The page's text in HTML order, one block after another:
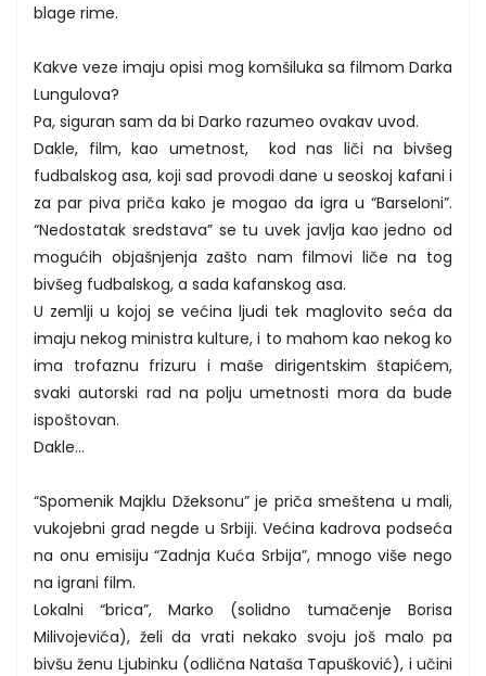
blage rime.
Kakve veze imaju opisi mog komšiluka sa filmom Darka
Lungulova?
Pa, siguran sam da bi Darko razumeo ovakav uvod.
Dakle, film, kao umetnost, kod nas liči na bivšeg
fudbalskog asa, koji sad provodi dane u seoskoj kafani i
za par piva priča kako je mogao da igra u “Barseloni”.
“Nedostatak sredstava” se tu uvek javlja kao jedno od
mogućih objašnjenja zašto nam filmovi liče na tog
bivšeg fudbalskog, a sada kafanskog asa.
U zemlji u kojoj se većina ljudi tek maglovito seća da
imaju nekog ministra kulture, i to mahom kao nekog ko
ima trofaznu frizuru i maše dirigentskim štapićem,
svaki autorski rad na polju umetnosti mora da bude
ispoštovan.
Dakle...
“Spomenik Majklu Džeksonu” je priča smeštena u mali,
vukojebni grad negde u Srbiji. Većina kadrova podseća
na onu emisiju “Zadnja Kuća Srbija”, mnogo više nego
na igrani film.
Lokalni “brica”, Marko (solidno tumačenje Borisa
Milivojevića), želi da vrati nekako svoju još malo pa
bivšu ženu Ljubinku (odlična Nataša Tapušković), i učini